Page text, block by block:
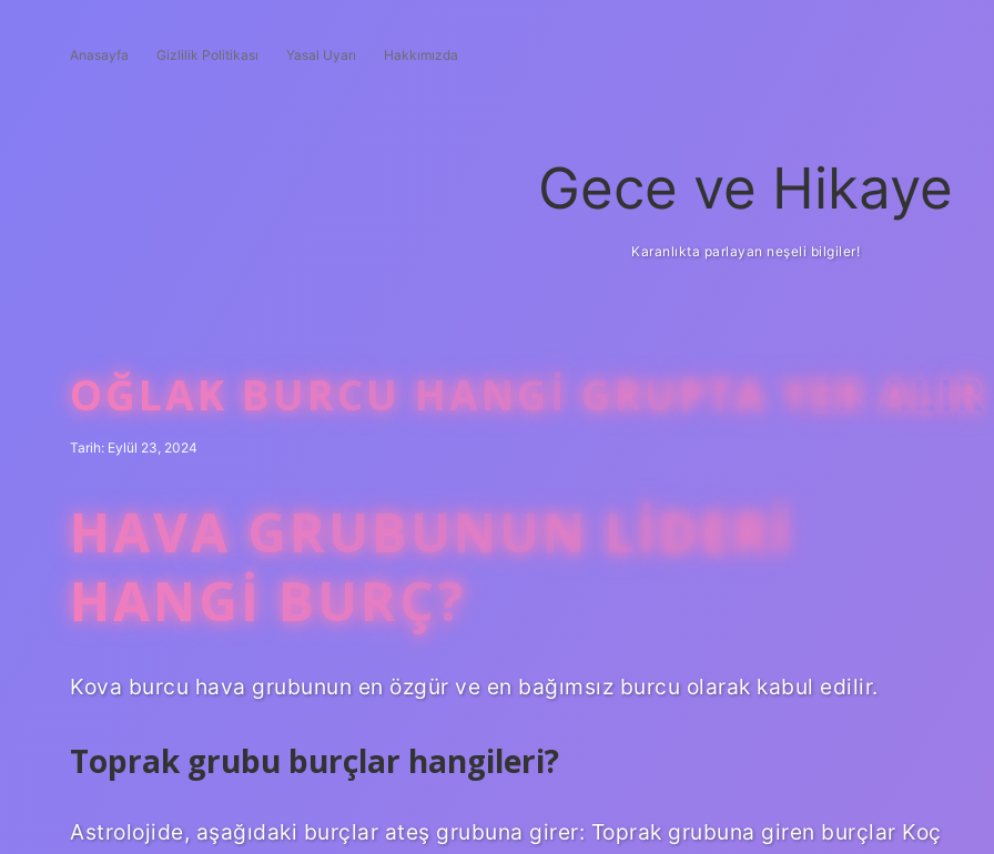
Anasayfa Gizlilik Politikası Yasal Uyarı Hakkımızda
Gece ve Hikaye
Karanlıkta parlayan neşeli bilgiler!
OĞLAK BURCU HANGI GRUPTA YER ALIR
Tarih: Eylül 23, 2024
HAVA GRUBUNUN LIDERI
HANGI BURÇ?
Kova burcu hava grubunun en özgür ve en bağımsız burcu olarak kabul edilir.
Toprak grubu burçlar hangileri?
Astrolojide, aşağıdaki burçlar ateş grubuna girer: Toprak grubuna giren burçlar Koç